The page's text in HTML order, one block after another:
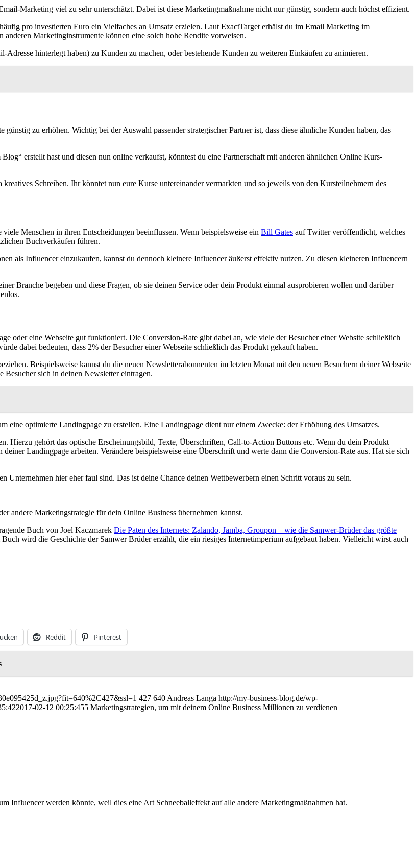
Marketing viel zu sehr unterschätzt. Dabei ist diese Marketingmaßnahme nicht nur günstig, sondern auch höchst effizient.
pro investierten Euro ein Vielfaches an Umsatz erzielen. Laut ExactTarget erhälst du im Email Marketing im
Marketinginstrumente können eine solch hohe Rendite vorweisen.
Adresse hinterlegt haben) zu Kunden zu machen, oder bestehende Kunden zu weiteren Einkäufen zu animieren.
zu erhöhen. Wichtig bei der Auswahl passender strategischer Partner ist, dass diese ähnliche Kunden haben, das
erstellt hast und diesen nun online verkaufst, könntest du eine Partnerschaft mit anderen ähnlichen Online Kurs-
Schreiben. Ihr könntet nun eure Kurse untereinander vermarkten und so jeweils von den Kursteilnehmern des
Menschen in ihren Entscheidungen beeinflussen. Wenn beispielsweise ein Bill Gates auf Twitter veröffentlicht, welches
Buchverkäufen führen.
als Influencer einzukaufen, kannst du dennoch kleinere Influencer äußerst effektiv nutzen. Zu diesen kleineren Influencern
Branche begeben und diese Fragen, ob sie deinen Service oder dein Produkt einmal ausprobieren wollen und darüber
oder eine Webseite gut funktioniert. Die Conversion-Rate gibt dabei an, wie viele der Besucher einer Website schließlich
dabei bedeuten, dass 2% der Besucher einer Webseite schließlich das Produkt gekauft haben.
Beispielsweise kannst du die neuen Newsletterabonnenten im letzten Monat mit den neuen Besuchern deiner Webseite
Besucher sich in deinen Newsletter eintragen.
optimierte Landingpage zu erstellen. Eine Landingpage dient nur einem Zwecke: der Erhöhung des Umsatzes.
Hierzu gehört das optische Erscheinungsbild, Texte, Überschriften, Call-to-Action Buttons etc. Wenn du dein Produkt
Landingpage arbeiten. Verändere beispielsweise eine Überschrift und werte dann die Conversion-Rate aus. Hat sie sich
Unternehmen hier eher faul sind. Das ist deine Chance deinen Wettbewerbern einen Schritt voraus zu sein.
andere Marketingstrategie für dein Online Business übernehmen kannst.
Buch von Joel Kaczmarek Die Paten des Internets: Zalando, Jamba, Groupon – wie die Samwer-Brüder das größte
wird die Geschichte der Samwer Brüder erzählt, die ein riesiges Internetimperium aufgebaut haben. Vielleicht wirst auch
Reddit Pinterest
427 640 Andreas Langa http://my-business-blog.de/wp-
2017-02-12 00:25:455 Marketingstrategien, um mit deinem Online Business Millionen zu verdienen
Influencer werden könnte, weil dies eine Art Schneeballeffekt auf alle andere Marketingmaßnahmen hat.